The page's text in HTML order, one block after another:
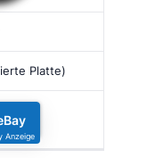
Platte)